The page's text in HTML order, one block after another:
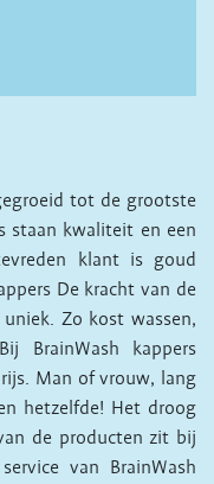
tot de grootste
staan kwaliteit en een
klant is goud
De kracht van de
Zo kost wassen,
BrainWash kappers
Man of vrouw, lang
hetzelfde! Het droog
de producten zit bij
van BrainWash